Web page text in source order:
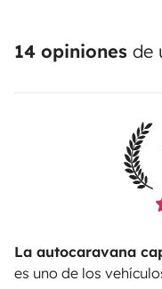
14 opiniones de
La autocaravana
es uno de los